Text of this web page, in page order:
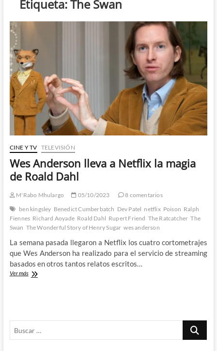
Etiqueta:The Swan
CINE Y TV TELEVISIÓN
Wes Anderson lleva a Netflix la magia
de Roald Dahl
M'Rabo Mhulargo 05/10/2023
8 comentarios
ben kingsley Benedict Cumberbatch Dev Patel netflix Poison Ralph
Fiennes Richard Aoyade Roald Dahl Rupert Friend The Ratcatcher The
Swan The Wonderful Story of Henry Sugar wes anderson
La semana pasada llegaron a Netflix los cuatro cortometrajes
que Wes Anderson ha realizado para el servicio de streaming
basados en otros tantos relatos escritos…
Ver másWes
de
Buscar